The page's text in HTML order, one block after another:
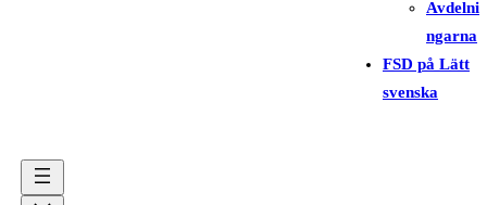
Avdelni
ngarna
FSD på Lätt
svenska